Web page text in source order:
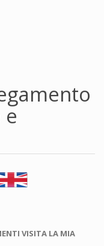
VISITA LA MIA